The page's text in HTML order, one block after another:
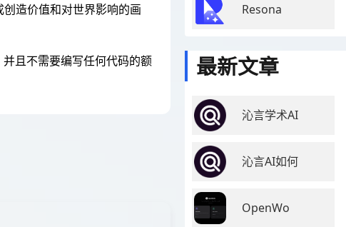
造价值和对世界影响的画
且不需要编写任何代码的额
Resona
最新文章
沁言学术AI
沁言AI如何
OpenWo